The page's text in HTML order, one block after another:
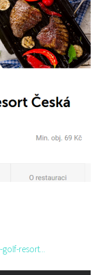
resort...